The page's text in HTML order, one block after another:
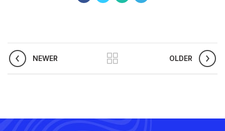
NEWER OLDER